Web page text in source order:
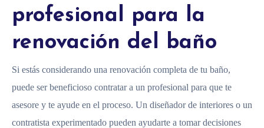
profesional para la
renovación del baño
Si estás considerando una renovación completa de tu baño,
puede ser beneficioso contratar a un profesional para que te
asesore y te ayude en el proceso. Un diseñador de interiores o un
contratista experimentado pueden ayudarte a tomar decisiones